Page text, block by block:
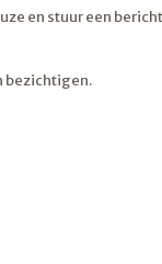
en stuur een
bezichtigen.